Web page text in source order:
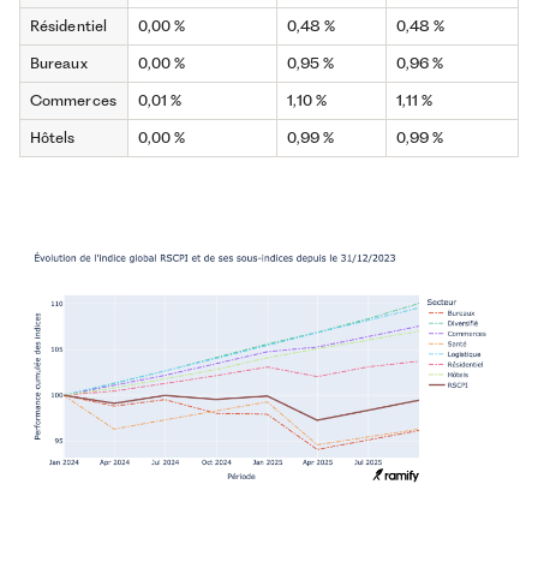
Résidentiel 0,00 % 0,48 % 0,48 %
Bureaux 0,00 % 0,95 % 0,96 %
Commerces 0,01 % 1,10 % 1,11 %
Hôtels 0,00 % 0,99 % 0,99 %